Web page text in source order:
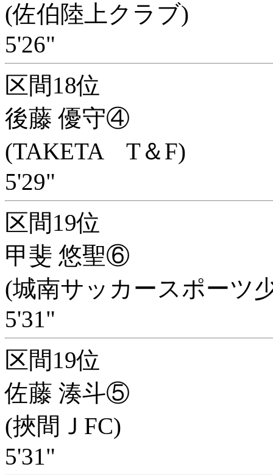
(佐伯陸上クラブ)
5'26"
区間18位
後藤 優守④
(TAKETA T＆F)
5'29"
区間19位
甲斐 悠聖⑥
(城南サッカースポーツ
5'31"
区間19位
佐藤 湊斗⑤
(挾間ＪFC)
5'31"